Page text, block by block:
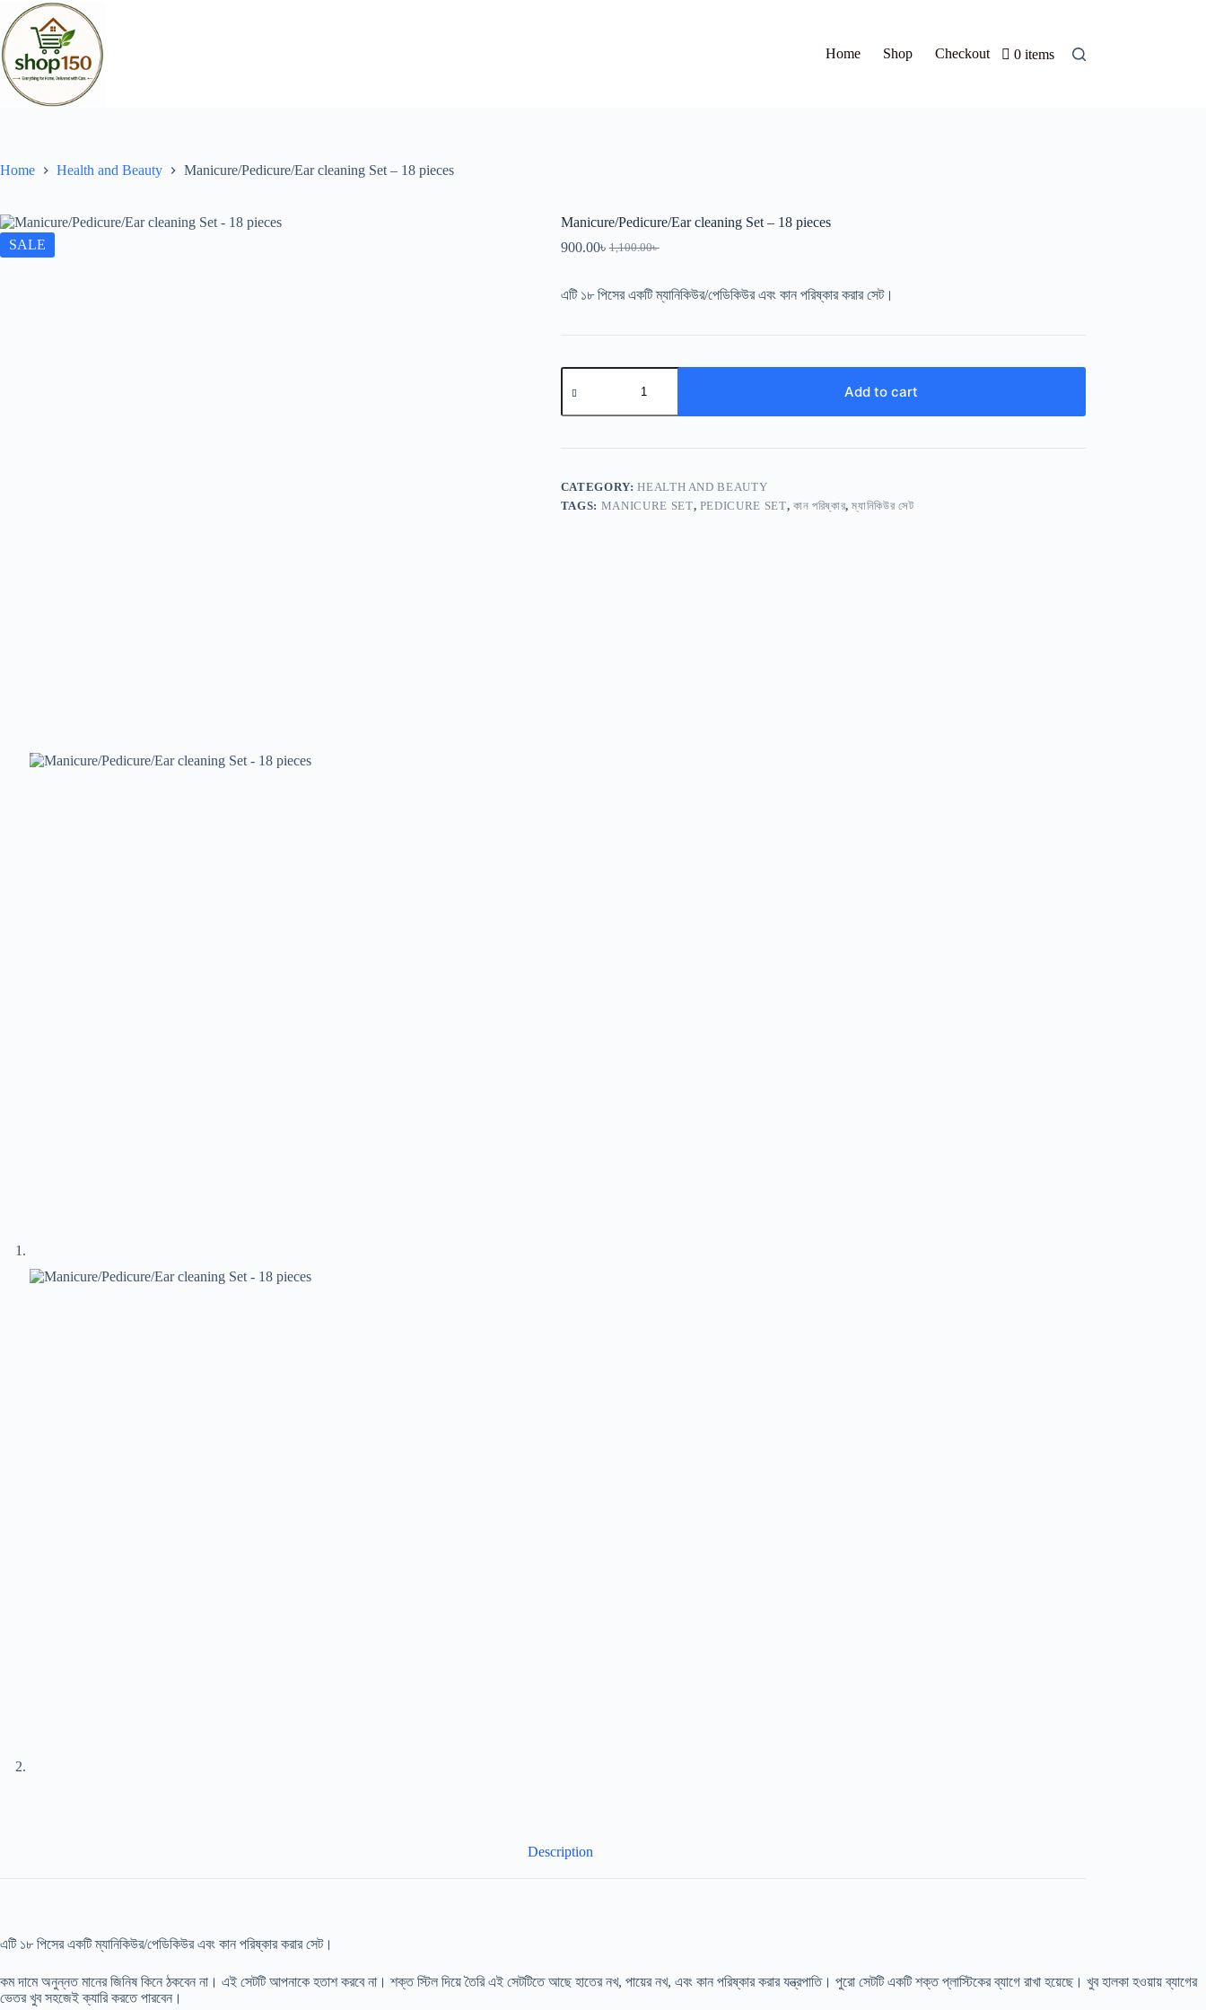
Home Shop Checkout 0 items
Home Health and Beauty Manicure/Pedicure/Ear cleaning Set – 18 pieces
SALE
Manicure/Pedicure/Ear cleaning Set – 18 pieces
1,100.00৳
900.00৳
এটি ১৮ পিসের একটি ম্যানিকিউর/পেডিকিউর এবং কান পরিষ্কার করার সেট।
Add to cart
CATEGORY:HEALTH AND BEAUTY
TAGS: MANICURE SET, PEDICURE SET, কান পরিষ্কার,ম্যানিকিউর সেট
Description
এটি ১৮ পিসের একটি ম্যানিকিউর/পেডিকিউর এবং কান পরিষ্কার করার সেট।
কম দামে অনুন্নত মানের জিনিষ কিনে ঠকবেন না। এই সেটটি আপনাকে হতাশ করবে না। শক্ত স্টিল দিয়ে তৈরি এই সেটটিতে আছে হাতের নখ, পায়ের নখ, এবং কান পরিষ্কার করার যন্ত্রপাতি। পুরো সেটটি একটি শক্ত প্লাস্টিকের ব্যাগে রাখা হয়েছে। খুব হালকা হওয়ায় ব্যাগের
ভেতর খুব সহজেই ক্যারি করতে পারবেন।